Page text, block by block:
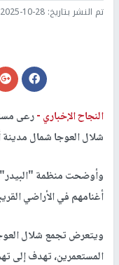
تم النشر بتاريخ: 2025-10-28 13:50